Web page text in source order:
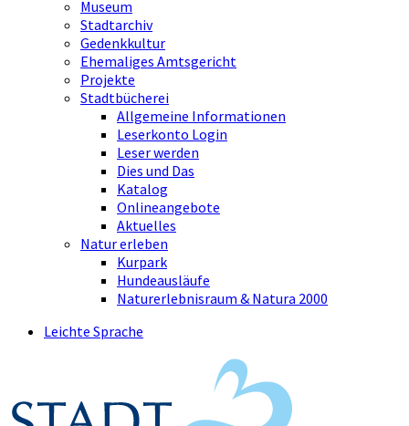
Museum
Stadtarchiv
Gedenkkultur
Ehemaliges Amtsgericht
Projekte
Stadtbücherei
Allgemeine Informationen
Leserkonto Login
Leser werden
Dies und Das
Katalog
Onlineangebote
Aktuelles
Natur erleben
Kurpark
Hundeausläufe
Naturerlebnisraum & Natura 2000
Leichte Sprache